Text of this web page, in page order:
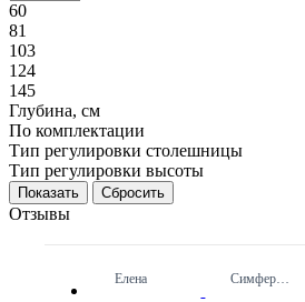
60
81
103
124
145
Глубина, см
По комплектации
Тип регулировки столешницы
Тип регулировки высоты
Сбросить
Отзывы
Елена Симферополь